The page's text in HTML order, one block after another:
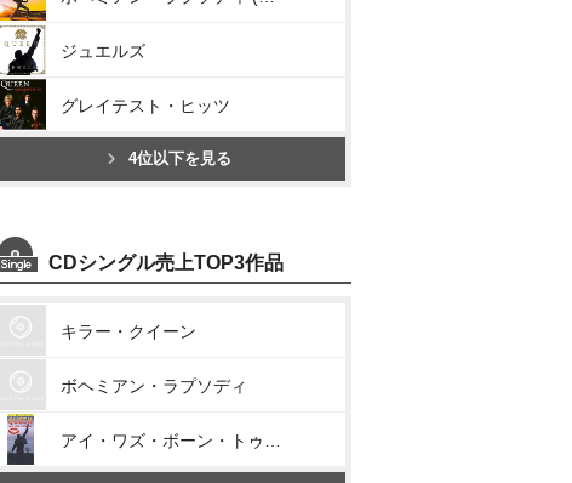
ジュエルズ
グレイテスト・ヒッツ
4位以下を見る
CDシングル売上TOP3作品
キラー・クイーン
ボヘミアン・ラプソディ